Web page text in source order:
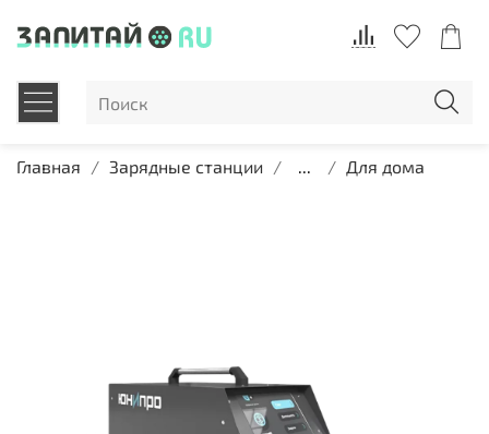
Главная Зарядные станции ... Для дома